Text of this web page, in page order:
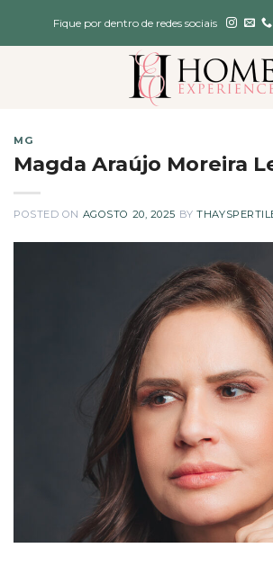
Fique por dentro de redes sociais
MG
Magda Araújo Moreira
POSTED ON AGOSTO 20, 2025 BY